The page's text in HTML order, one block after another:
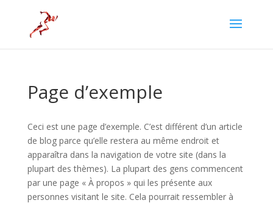
Page d’exemple
Ceci est une page d’exemple. C’est différent d’un article
de blog parce qu’elle restera au même endroit et
apparaîtra dans la navigation de votre site (dans la
plupart des thèmes). La plupart des gens commencent
par une page « À propos » qui les présente aux
personnes visitant le site. Cela pourrait ressembler à